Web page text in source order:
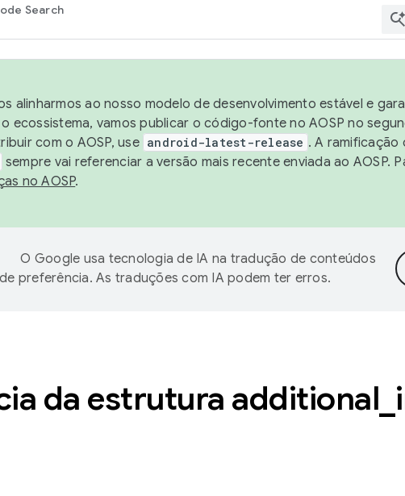
Search
alinharmos ao nosso modelo de desenvolvimento estável e
ecossistema, vamos publicar o código-fonte no AOSP no
com o AOSP, use android-latest-release . A ramificação
sempre vai referenciar a versão mais recente enviada ao AOSP.
no AOSP.
O Google usa tecnologia de IA na tradução de conteúdos
preferência. As traduções com IA podem ter erros.
da estrutura additional